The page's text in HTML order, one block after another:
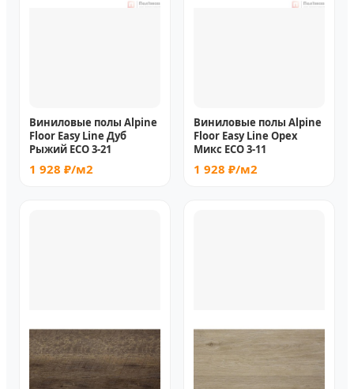
Виниловые полы Alpine
Floor Easy Line Дуб
Рыжий ECO 3-21
1 928 ₽/м2
Виниловые полы Alpine
Floor Easy Line Орех
Микс ECO 3-11
1 928 ₽/м2